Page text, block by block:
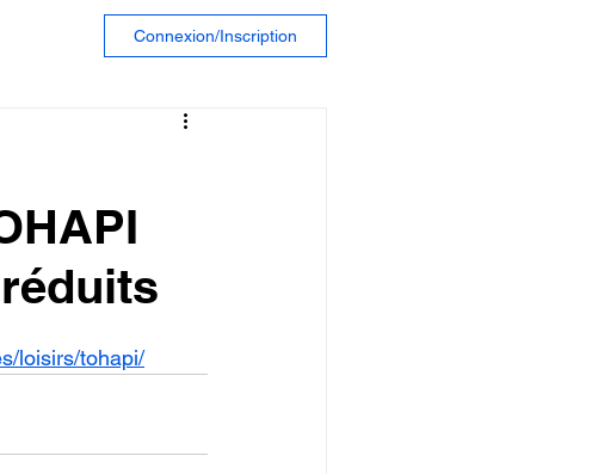
Connexion/Inscription
loisirs/tohapi/